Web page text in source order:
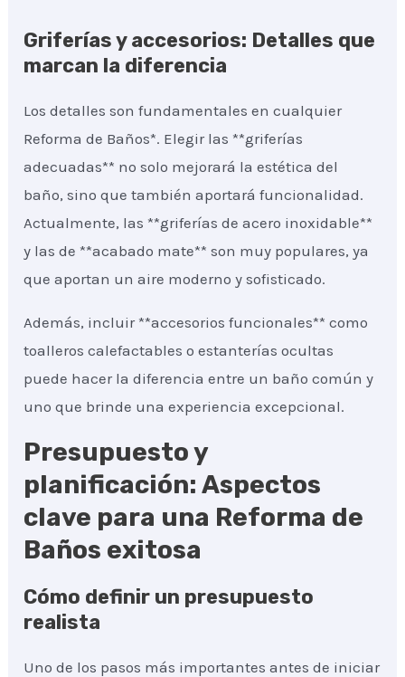
Griferías y accesorios: Detalles que
marcan la diferencia
Los detalles son fundamentales en cualquier
Reforma de Baños*. Elegir las **griferías
adecuadas** no solo mejorará la estética del
baño, sino que también aportará funcionalidad.
Actualmente, las **griferías de acero inoxidable**
y las de **acabado mate** son muy populares, ya
que aportan un aire moderno y sofisticado.
Además, incluir **accesorios funcionales** como
toalleros calefactables o estanterías ocultas
puede hacer la diferencia entre un baño común y
uno que brinde una experiencia excepcional.
Presupuesto y
planificación: Aspectos
clave para una Reforma de
Baños exitosa
Cómo definir un presupuesto
realista
Uno de los pasos más importantes antes de iniciar